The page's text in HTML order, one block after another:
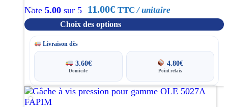
Note 5.00 sur 5 11.00€ TTC / unitaire
Choix des options
options
peuvent
être
choisies
sur
du
produit
Livraison dès
3.60€
Domicile
4.80€
Point relais